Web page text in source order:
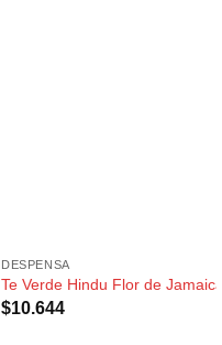
DESPENSA
Te Verde Hindu Flor de
$10.644